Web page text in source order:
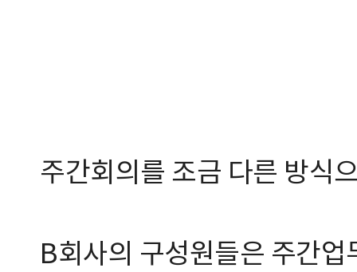
주간회의를 조금 다른 방식
B회사의 구성원들은 주간